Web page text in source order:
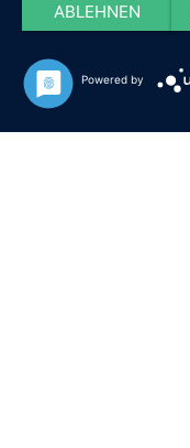
ABLEHNEN
Powered by